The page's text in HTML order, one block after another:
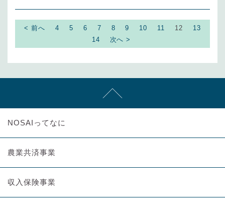
< 前へ 4 5 6 7 8 9 10 11 12
13
14
次へ >
NOSAIってなに
農業共済事業
収入保険事業